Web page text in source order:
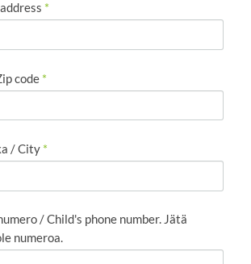
*
code *
/ City *
/ Child's phone number. Jätä
numeroa.